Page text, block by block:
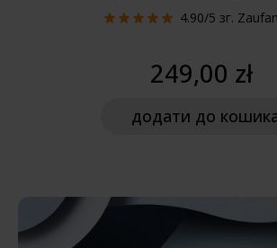
4.90/5 зг.
249,00 zł
додати до